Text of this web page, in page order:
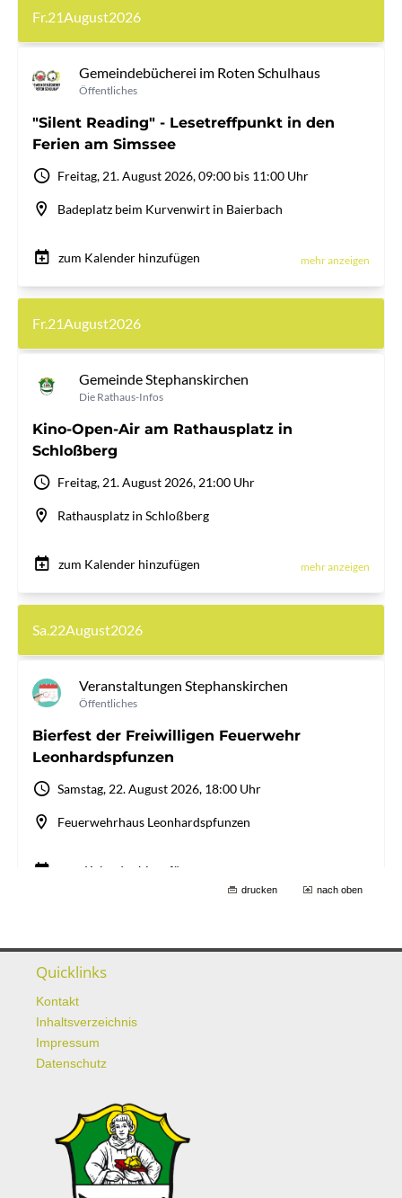
drucken nach oben
Quicklinks
Kontakt
Inhaltsverzeichnis
Impressum
Datenschutz